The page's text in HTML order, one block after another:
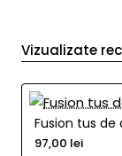
Vizualizate
Fusion tus de
97,00 lei